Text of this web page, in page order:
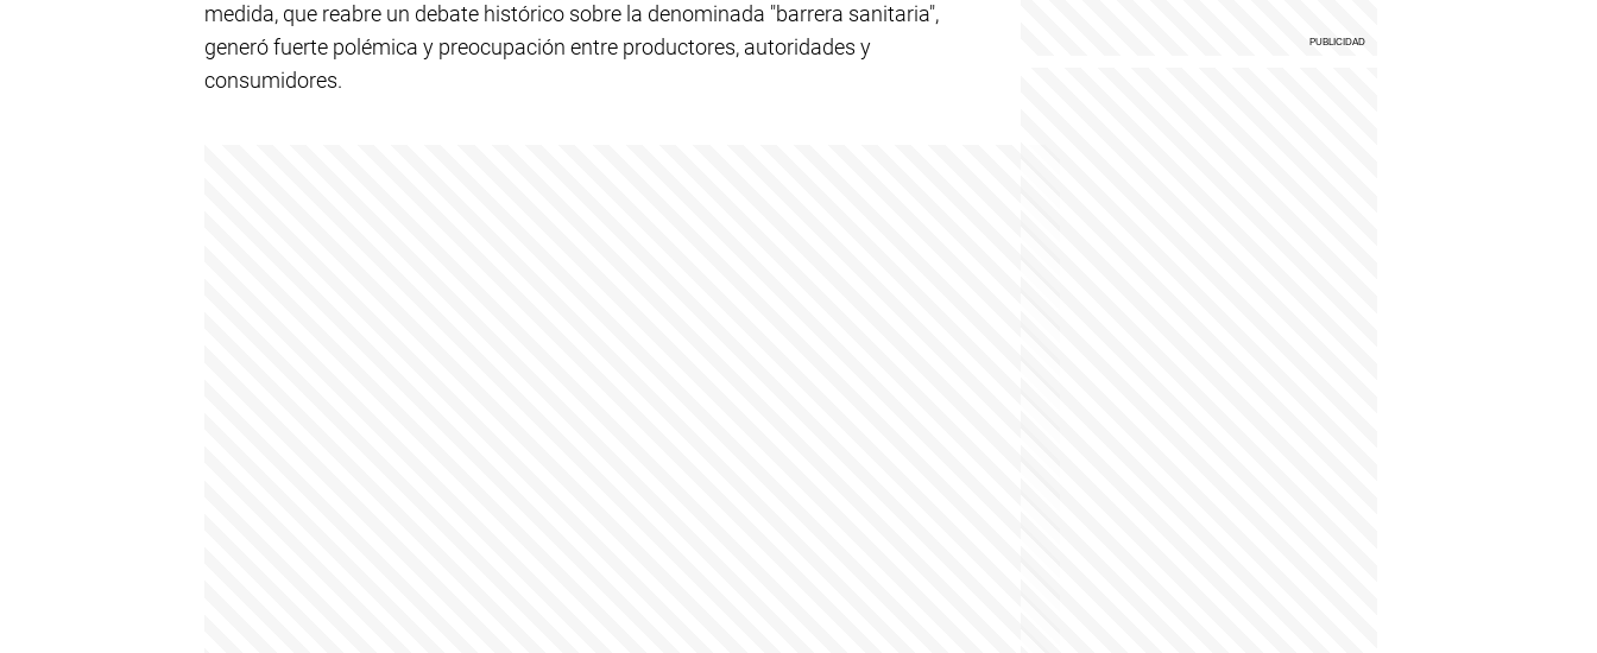
medida, que reabre un debate histórico sobre la denominada "barrera sanitaria",
generó fuerte polémica y preocupación entre productores, autoridades y
consumidores.